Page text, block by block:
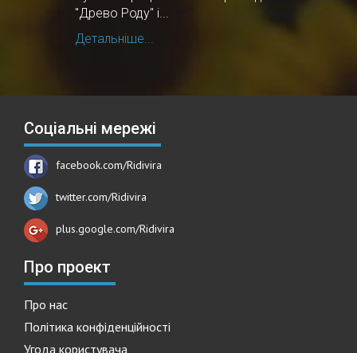
"Древо Роду" і...
Детальніше...
Соціальні мережі
facebook.com/Ridivira
twitter.com/Ridivira
plus.google.com/Ridivira
Про проект
Про нас
Політика конфіденційності
Угода користувача